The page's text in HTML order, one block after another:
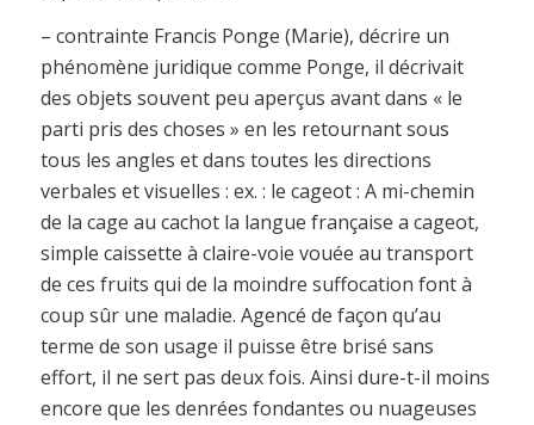
– contrainte Francis Ponge (Marie), décrire un
phénomène juridique comme Ponge, il décrivait
des objets souvent peu aperçus avant dans « le
parti pris des choses » en les retournant sous
tous les angles et dans toutes les directions
verbales et visuelles : ex. : le cageot : A mi-chemin
de la cage au cachot la langue française a cageot,
simple caissette à claire-voie vouée au transport
de ces fruits qui de la moindre suffocation font à
coup sûr une maladie. Agencé de façon qu’au
terme de son usage il puisse être brisé sans
effort, il ne sert pas deux fois. Ainsi dure-t-il moins
encore que les denrées fondantes ou nuageuses